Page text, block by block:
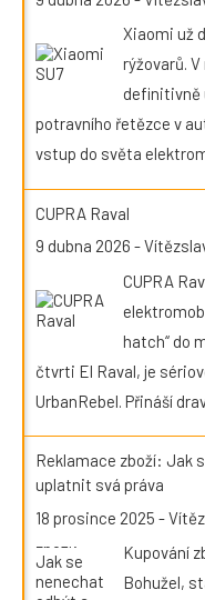
Xiaomi už
rýžovarů.
definitivně
potravního řetězce v
vstup do světa
CUPRA Raval
9 dubna 2026 -
CUPRA
hatch“ do
čtvrti El Raval, je
UrbanRebel. Přináší
Reklamace zboží: Jak
uplatnit svá práva
18 prosince 2025 -
Kupování
Bohužel,